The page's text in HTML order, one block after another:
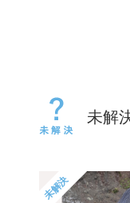
未解
未解決